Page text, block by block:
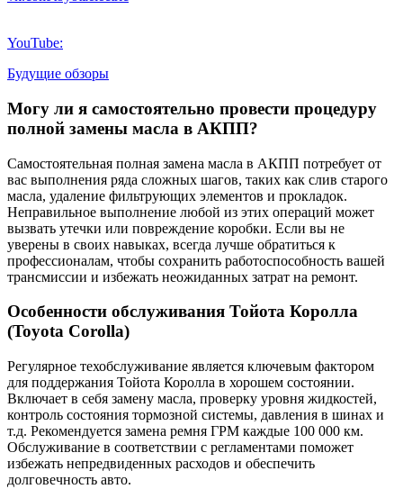
YouTube:
Будущие обзоры
Могу ли я самостоятельно провести процедуру
полной замены масла в АКПП?
Самостоятельная полная замена масла в АКПП потребует от
вас выполнения ряда сложных шагов, таких как слив старого
масла, удаление фильтрующих элементов и прокладок.
Неправильное выполнение любой из этих операций может
вызвать утечки или повреждение коробки. Если вы не
уверены в своих навыках, всегда лучше обратиться к
профессионалам, чтобы сохранить работоспособность вашей
трансмиссии и избежать неожиданных затрат на ремонт.
Особенности обслуживания Тойота Королла
(Toyota Corolla)
Регулярное техобслуживание является ключевым фактором
для поддержания Тойота Королла в хорошем состоянии.
Включает в себя замену масла, проверку уровня жидкостей,
контроль состояния тормозной системы, давления в шинах и
т.д. Рекомендуется замена ремня ГРМ каждые 100 000 км.
Обслуживание в соответствии с регламентами поможет
избежать непредвиденных расходов и обеспечить
долговечность авто.